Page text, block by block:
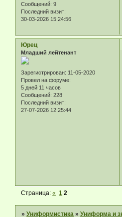
Сообщений: 9
Последний визит:
30-03-2026 15:24:56
Юрец
Младший лейтенант
Зарегистрирован: 11-05-2020
Провел на форуме:
5 дней 11 часов
Сообщений: 228
Последний визит:
27-07-2026 12:25:44
Страница:« 1 2
»Униформистика »Униформа и